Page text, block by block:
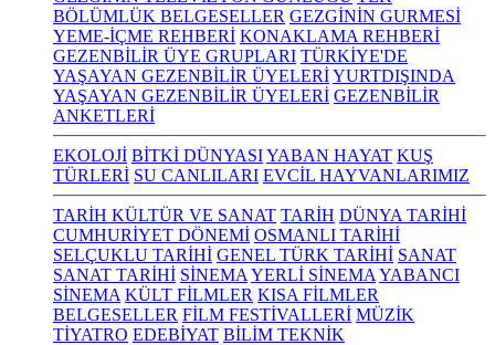
BÖLÜMLÜK BELGESELLER GEZGİNİN GURMESİ
YEME-İÇME REHBERİ KONAKLAMA REHBERİ
GEZENBİLİR ÜYE GRUPLARI TÜRKİYE'DE
YAŞAYAN GEZENBİLİR ÜYELERİYURTDIŞINDA
YAŞAYAN GEZENBİLİR ÜYELERİ GEZENBİLİR
ANKETLERİ
EKOLOJİ BİTKİ DÜNYASIYABAN HAYAT KUŞ
TÜRLERİ SU CANLILARI EVCİL HAYVANLARIMIZ
TARİH KÜLTÜR VE SANAT TARİH DÜNYA TARİHİ
CUMHURİYET DÖNEMİ OSMANLI TARİHİ
SELÇUKLU TARİHİ GENEL TÜRK TARİHİ SANAT
SANAT TARİHİ SİNEMA YERLİ SİNEMA YABANCI
SİNEMA KÜLT FİLMLER KISA FİLMLER
BELGESELLER FİLM FESTİVALLERİ MÜZİK
TİYATRO EDEBİYAT BİLİM TEKNİK